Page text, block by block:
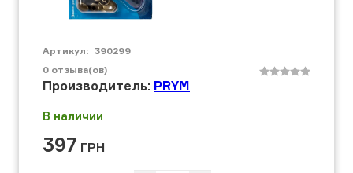
Артикул: 390299
0 отзыва(ов)
Производитель: PRYM
В наличии
397 ГРН